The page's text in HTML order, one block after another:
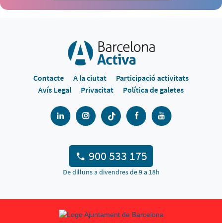
Contacte A la ciutat
Participació activitats
Avís Legal
Privacitat Política de galetes
900 533 175
De dilluns a divendres de 9 a 18h